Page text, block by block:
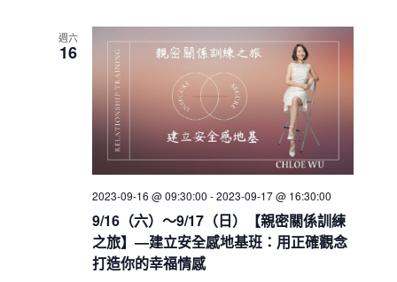
週六
16
9/16（六）～9/17（日）【親密關係訓練
之旅】—建立安全感地基班：用正確觀念
打造你的幸福情感
2023-09-16 @ 09:30:00 -2023-09-17 @ 16:30:00